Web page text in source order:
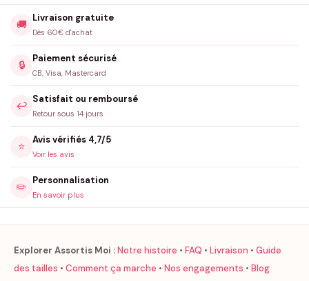
🚚
Livraison gratuite
Dès 60€ d'achat
🔒
Paiement sécurisé
CB, Visa, Mastercard
↩️
Satisfait ou remboursé
Retour sous 14 jours
⭐
Avis vérifiés 4,7/5
Voir les avis
✏️
Personnalisation
En savoir plus
Explorer Assortis Moi :Notre histoire • FAQ • Livraison • Guide
des tailles • Comment ça marche • Nos engagements • Blog